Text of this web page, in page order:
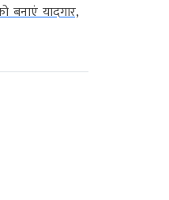
बनाएं यादगार,